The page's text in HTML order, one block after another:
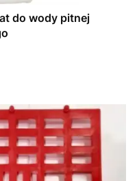
do wody pitnej